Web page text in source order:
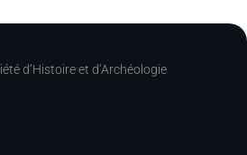
d’Histoire et d’Archéologie